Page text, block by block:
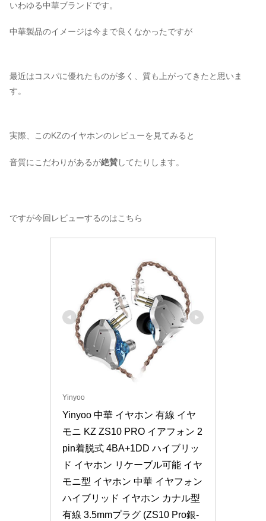
いわゆる中華ブランドです。
中華製品のイメージは今まで良くなかったですが
最近はコスパに優れたものが多く、質も上がってきたと思いま
す。
実際、このKZのイヤホンのレビューを見てみると
音質にこだわりがあるが絶賛してたりします。
ですが今回レビューするのはこちら
Yinyoo
Yinyoo 中華 イヤホン 有線 イヤ
モニ KZ ZS10 PRO イアフォン 2
pin着脱式 4BA+1DD ハイブリッ
ド イヤホン リケーブル可能 イヤ
モニ型 イヤホン 中華 イヤフォン
ハイブリッド イヤホン カナル型
有線 3.5mmプラグ (ZS10 Pro銀‐